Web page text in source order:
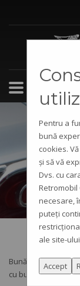
Pasi
1 Iti faci cont
2 Completezi
Primesti
Bună! Sunt Agnes
cu bunica
Pentru a
bună
cookies.
și să vă
Dvs. cu
Retromobil
necesare,
puteți
ale site-
Accept